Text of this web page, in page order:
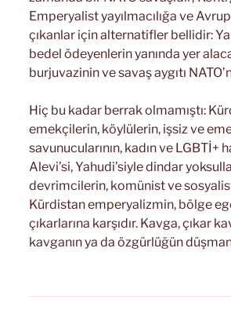
Emperyalist yayılmacılığa ve
çıkanlar için alternatifler bellidir:
bedel ödeyenlerin yanında yer
burjuvazinin ve savaş aygıtı
Hiç bu kadar berrak olmamıştı:
emekçilerin, köylülerin, işsiz ve
savunucularının, kadın ve LGBTİ+
Alevi’si, Yahudi’siyle dindar
devrimcilerin, komünist ve
Kürdistan emperyalizmin, bölge
çıkarlarına karşıdır. Kavga, çıkar
kavganın ya da özgürlüğün